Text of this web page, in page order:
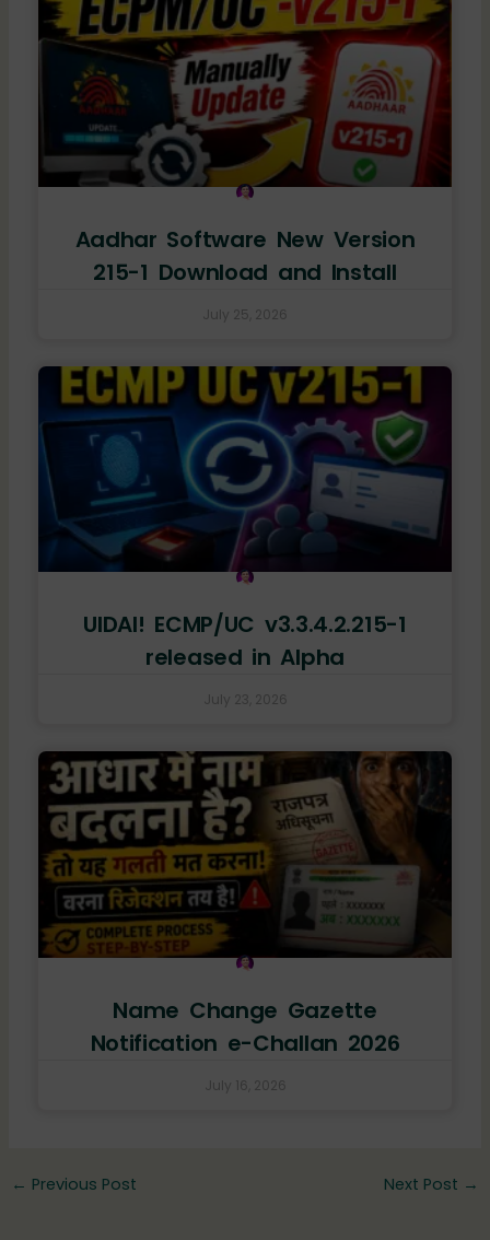
Aadhar Software New Version
215-1 Download and Install
July 25, 2026
UIDAI! ECMP/UC v3.3.4.2.215-1
released in Alpha
July 23, 2026
Name Change Gazette
Notification e-Challan 2026
July 16, 2026
← Previous Post Next Post →